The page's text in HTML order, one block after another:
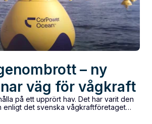
– ny
väg för vågkraft
på ett upprört hav. Det har varit den
enligt det svenska vågkraftföretaget